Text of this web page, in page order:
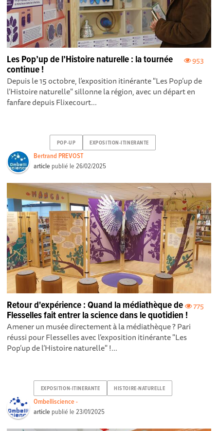
953
Les Pop’up de l’Histoire naturelle : la tournée
continue !
Depuis le 15 octobre, l’exposition itinérante "Les Pop’up de
l’Histoire naturelle" sillonne la région, avec un départ en
fanfare depuis Flixecourt...
POP-UP EXPOSITION-ITINERANTE
Bertrand PREVOST
article publié le26/02/2025
775
Retour d'expérience : Quand la médiathèque de
Flesselles fait entrer la science dans le quotidien !
Amener un musée directement à la médiathèque ? Pari
réussi pour Flesselles avec l’exposition itinérante "Les
Pop’up de l’Histoire naturelle" !...
EXPOSITION-ITINERANTE HISTOIRE-NATURELLE
Ombelliscience -
article publié le23/01/2025